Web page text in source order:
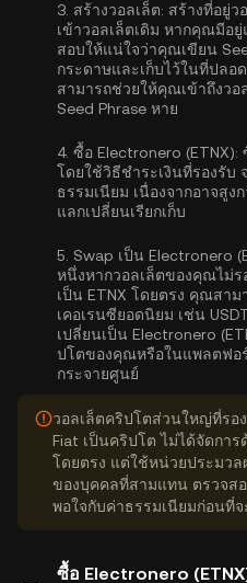
3. สร้างวอลเล็ต: สร้างที่อยู่ว
เข้าวอลเล็ตเดิม หากคุณมีอ
สอบให้แน่ใจว่าคุณเขียน
กระดาษและเก็บไว้ในที่ปลอ
สามารถช่วยให้คุณเข้าถึงว
Seed Phrase หาย
4. ซื้อ Electronero (ETNX):
โดยใช้วิธีชำระเงินที่รองรับ
ธรรมเนียม เนื่องจากอาจสูง
แลกเปลี่ยนเรียกเก็บ
5. Swap เป็น Electronero
หนึ่งหากวอลเล็ตของคุณไม่ร
เป็น ETNX โดยตรง คุณสา
เคอเรนซียอดนิยม เช่น
เปลี่ยนเป็น Electronero
ปโตของคุณหรือในแพลตฟอ
กระจายศูนย์
วอลเล็ตคริปโตส่วนใหญ่ที่รอ
Fiat เป็นคริปโต ไม่ได้จัดการ
โดยตรง แต่ใช้หน่วยประมวล
ของบุคคลที่สามแทน ตรวจส
พอใจกับค่าธรรมเนียมก่อนที่
ซื้อ Electronero